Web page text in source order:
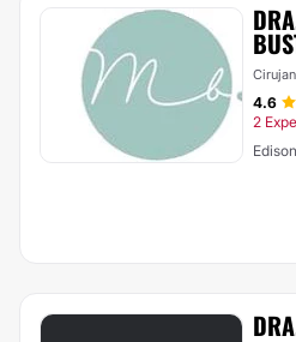
4.6
2